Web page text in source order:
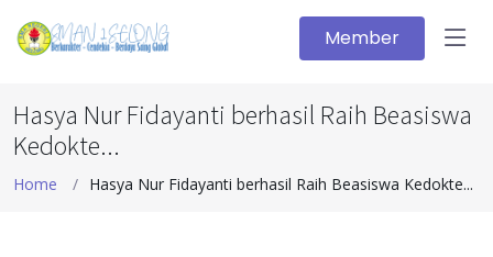
Member
Hasya Nur Fidayanti berhasil Raih Beasiswa
Kedokte...
Home Hasya Nur Fidayanti berhasil Raih Beasiswa Kedokte...